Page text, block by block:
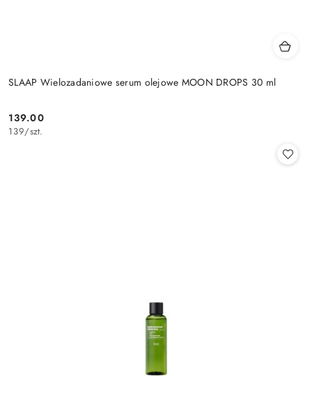
SLAAP Wielozadaniowe serum olejowe MOON DROPS 30 ml
Cena:
139.00
139/szt.